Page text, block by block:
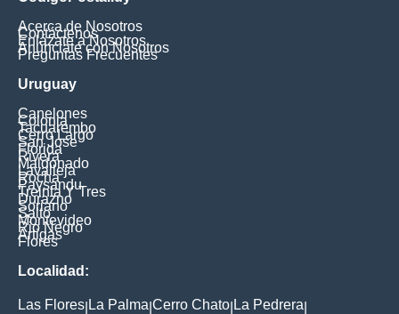
Acerca de Nosotros
Contáctenos
Enlázate a Nosotros
Anúnciate con Nosotros
Preguntas Frecuentes
Uruguay
Canelones
Colonia
Tacuarembo
Cerro Largo
San Jose
Florida
Rivera
Maldonado
Lavalleja
Rocha
Paysandu
Treinta Y Tres
Durazno
Soriano
Salto
Montevideo
Rio Negro
Artigas
Flores
Localidad:
Las Flores La Palma Cerro Chato La Pedrera